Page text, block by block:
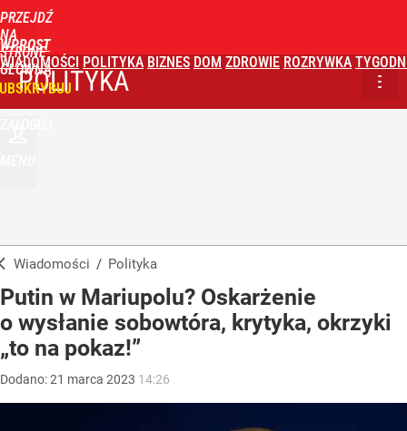
PRZEJDŹ
NA
STRONĘ
GŁÓWNĄ
WPROST
WIADOMOŚCI POLITYKA BIZNES DOM ZDROWIE ROZRYWKA
POLITYKA
Wiadomości / Polityka
Putin w Mariupolu? Oskarżenie
o wysłanie sobowtóra, krytyka, okrzyki
„to na pokaz!”
Dodano:21 marca 2023 14:26